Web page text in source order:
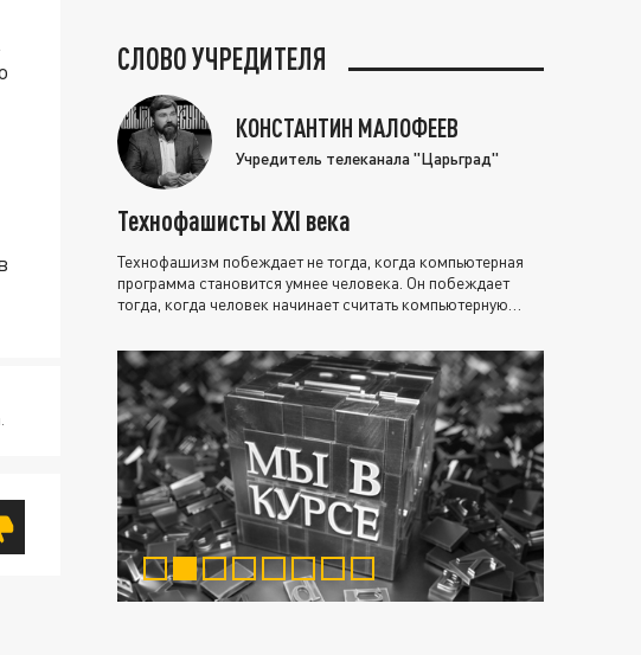
СЛОВО УЧРЕДИТЕЛЯ
КОНСТАНТИН МАЛОФЕЕВ
Учредитель телеканала "Царьград"
Технофашисты XXI века
Технофашизм побеждает не тогда, когда компьютерная
программа становится умнее человека. Он побеждает
тогда, когда человек начинает считать компьютерную